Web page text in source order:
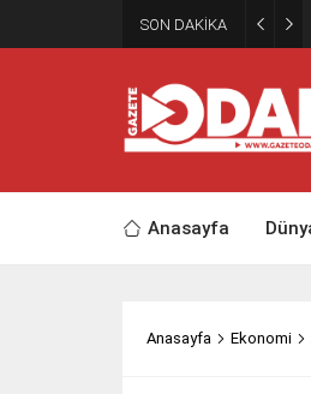
SON DAKİKA
Anasayfa
Anasayfa Ekonomi